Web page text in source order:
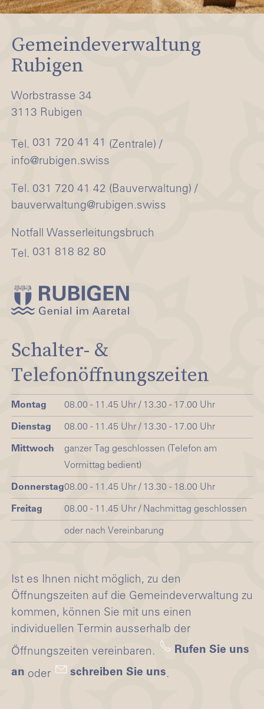
Gemeindeverwaltung
Rubigen
Worbstrasse 34
3113 Rubigen
Tel. 031 720 41 41 (Zentrale) /
info@rubigen.swiss
Tel. 031 720 41 42 (Bauverwaltung) /
bauverwaltung@rubigen.swiss
Notfall Wasserleitungsbruch
Tel. 031 818 82 80
Schalter- &
Telefonöffnungszeiten
Montag 08.00 - 11.45 Uhr / 13.30 - 17.00 Uhr
Dienstag 08.00 - 11.45 Uhr / 13.30 - 17.00 Uhr
Mittwoch
ganzer Tag geschlossen (Telefon am
Vormittag bedient)
Donnerstag08.00 - 11.45 Uhr / 13.30 - 18.00 Uhr
Freitag 08.00 - 11.45 Uhr / Nachmittag geschlossen
oder nach Vereinbarung
Ist es Ihnen nicht möglich, zu den
Öffnungszeiten auf die Gemeindeverwaltung zu
kommen, können Sie mit uns einen
individuellen Termin ausserhalb der
Öffnungszeiten vereinbaren.
Rufen Sie uns
an oder schreiben Sie uns.